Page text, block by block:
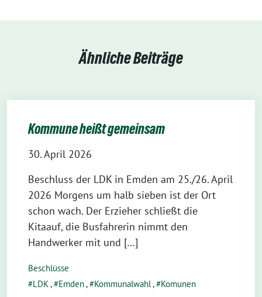
Ähnliche Beiträge
Kommune heißt gemeinsam
30. April 2026
Beschluss der LDK in Emden am 25./26. April
2026 Morgens um halb sieben ist der Ort
schon wach. Der Erzieher schließt die
Kitaauf, die Busfahrerin nimmt den
Handwerker mit und […]
Beschlüsse
LDK, Emden, Kommunalwahl, Komunen